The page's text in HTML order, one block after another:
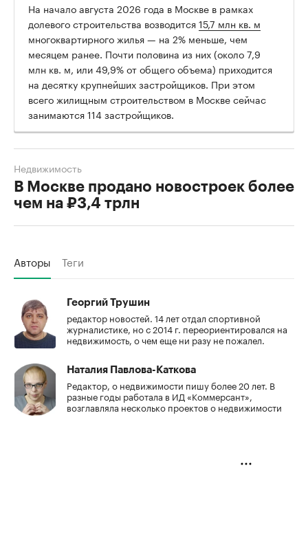
На начало августа 2026 года в Москве в рамках
долевого строительства возводится15,7 млн кв. м
многоквартирного жилья — на 2% меньше, чем
месяцем ранее. Почти половина из них (около 7,9
млн кв. м, или 49,9% от общего объема) приходится
на десятку крупнейших застройщиков. При этом
всего жилищным строительством в Москве сейчас
занимаются 114 застройщиков.
В Москве продано новостроек более
чем на ₽3,4 трлн
Недвижимость
Авторы Теги
Георгий Трушин
редактор новостей. 14 лет отдал спортивной
журналистике, но с 2014 г. переориентировался на
недвижимость, о чем еще ни разу не пожалел.
Наталия Павлова-Каткова
Редактор, о недвижимости пишу более 20 лет. В
разные годы работала в ИД «Коммерсант»,
возглавляла несколько проектов о недвижимости